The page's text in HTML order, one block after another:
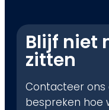
Blijf niet
zitten
Contacteer ons
bespreken hoe